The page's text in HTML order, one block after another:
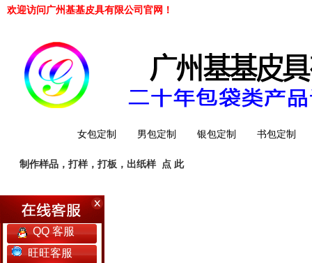
欢迎访问广州基基皮具有限公司官网！
女包定制 男包定制 银包定制 书包定制
工厂简介
制作样品，打样，打板，出纸样 点 此
QQ 客服
旺旺客服